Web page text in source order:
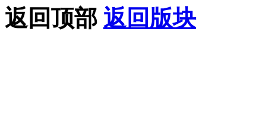
返回顶部 返回版块